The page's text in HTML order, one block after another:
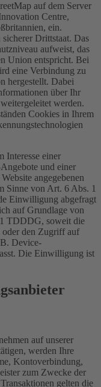
auf dem Server
Centre,
ein.
Drittstaat. Das
aufweist, das
Union entspricht. Bei
eine Verbindung zu
hergestellt. Dabei
über Ihr
werden.
Cookies in Ihrem
Interesse einer
und einer
angegebenen
Sinne von Art. 6 Abs. 1
Einwilligung abgefragt
auf Grundlage von
TDDDG, soweit die
den Zugriff auf
Device-
Die Einwilligung ist
auf unserer
werden Ihre
Kontoverbindung,
zum Zwecke der
gelten die